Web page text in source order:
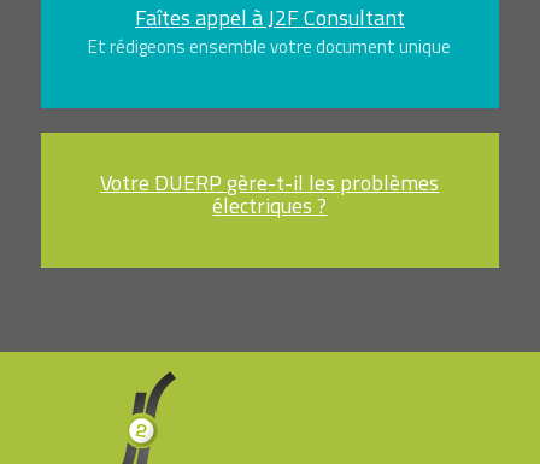
Faîtes appel à J2F Consultant
Et rédigeons ensemble votre document unique
Votre DUERP gère-t-il les problèmes
électriques ?